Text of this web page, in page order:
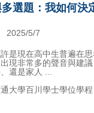
選題：我如何決
2025/5/7
是現在高中生普遍在思
現非常多的聲音與建
還是家人 ...
大學百川學士學位學